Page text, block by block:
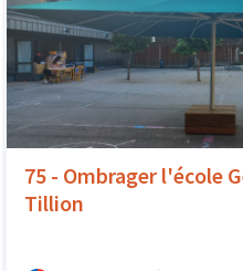
75 - Ombrager l'école
Tillion